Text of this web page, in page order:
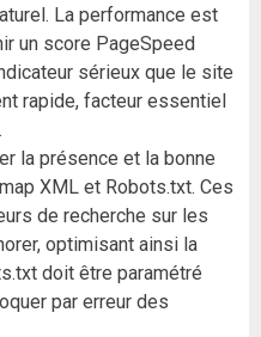
La performance est
un score PageSpeed
sérieux que le site
rapide, facteur essentiel
la présence et la bonne
XML et Robots.txt. Ces
de recherche sur les
optimisant ainsi la
doit être paramétré
par erreur des